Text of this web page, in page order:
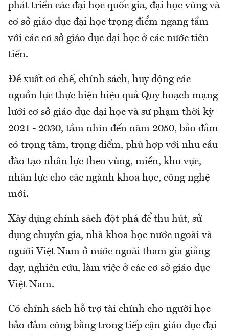
phát triển các đại học quốc gia, đại học vùng và
cơ sở giáo dục đại học trọng điểm ngang tầm
với các cơ sở giáo dục đại học ở các nước tiên
tiến.
Đề xuất cơ chế, chính sách, huy động các
nguồn lực thực hiện hiệu quả Quy hoạch mạng
lưới cơ sở giáo dục đại học và sư phạm thời kỳ
2021 - 2030, tầm nhìn đến năm 2050, bảo đảm
có trọng tâm, trọng điểm, phù hợp với nhu cầu
đào tạo nhân lực theo vùng, miền, khu vực,
nhân lực cho các ngành khoa học, công nghệ
mới.
Xây dựng chính sách đột phá để thu hút, sử
dụng chuyên gia, nhà khoa học nước ngoài và
người Việt Nam ở nước ngoài tham gia giảng
dạy, nghiên cứu, làm việc ở các cơ sở giáo dục
Việt Nam.
Có chính sách hỗ trợ tài chính cho người học
bảo đảm công bằng trong tiếp cận giáo dục đại